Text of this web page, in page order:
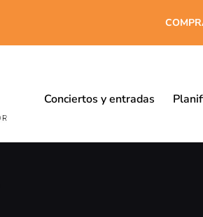
Conciertos y entradas